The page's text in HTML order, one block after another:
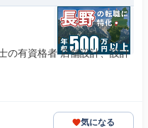
の有資格者 店舗設計、設計
気になる